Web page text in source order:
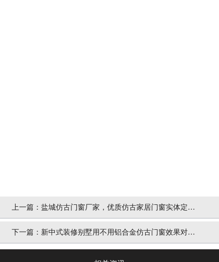
上一篇： 盐城仿古门窗厂家，优质仿古家居门窗实体定制
厂家「冠墅阳光」
下一篇： 新中式装修别墅用不用铝合金仿古门窗效果对比